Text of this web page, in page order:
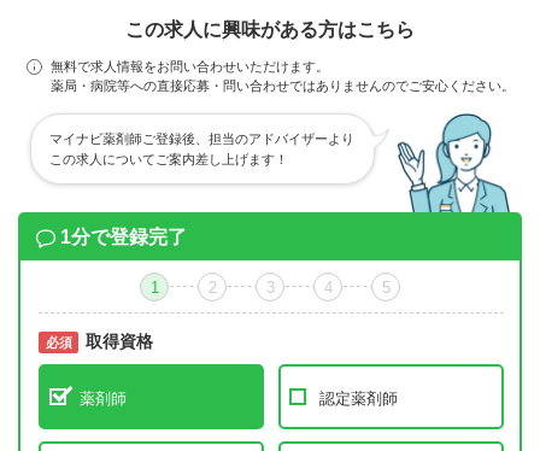
この求人に興味がある方はこちら
無料で求人情報をお問い合わせいただけます。
薬局・病院等への直接応募・問い合わせではありませんのでご安心ください。
マイナビ薬剤師ご登録後、担当のアドバイザーより
この求人についてご案内差し上げます！
1分で登録完了
1 2 3 4 5
必須 取得資格
薬剤師 認定薬剤師